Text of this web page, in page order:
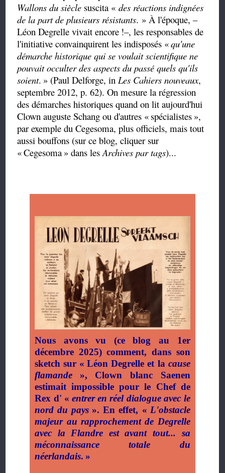
Wallons du siècle suscita «des réactions indignées
de la part de plusieurs résistants. » À l'époque, –
Léon Degrelle vivait encore !–, les responsables de
l'initiative convainquirent les indisposés «qu'une
démarche historique qui se voulait scientifique ne
pouvait occulter des aspects du passé quels qu'ils
soient. » (Paul Delforge, inLes Cahiers nouveaux,
septembre 2012, p. 62). On mesure la régression
des démarches historiques quand on lit aujourd'hui
Clown auguste Schang ou d'autres « spécialistes »,
par exemple du Cegesoma, plus officiels, mais tout
aussi bouffons (sur ce blog, cliquer sur
«Cegesoma » dans lesArchives par tags)...
Nous avons vu (ce blog au 1er
décembre 2025) comment, dans son
sketch sur « Léon Degrelle et la cause
flamande
», Clown blanc Saenen
estimait impossible pour le Chef de
Rex d' « entrer en réel dialogue avec le
nord du pays ». En effet, « L'obstacle
majeur au rapprochement de Degrelle
avec la Flandre est avant tout... sa
méconnaissance totale du
néerlandais. »